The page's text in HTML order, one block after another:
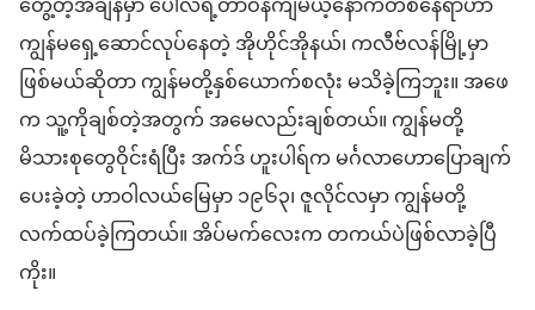
ကျွန်မ​ရှေ့ဆောင်​လုပ်နေတဲ့ အိုဟိုင်အို​နယ်၊ က​လီဗ်​လ​န်​မြို့မှာ​
ဖြစ်​မယ်​ဆိုတာ ကျွန်မ​တို့​နှစ်ယောက်စလုံး မသိ​ခဲ့​ကြဘူး။ အဖေ
က သူ့ကို​ချစ်တဲ့​အတွက် အမေ​လည်း​ချစ်တယ်။ ကျွန်မ​တို့​
မိသားစု​တွေ​ဝိုင်းရံပြီး အက်ဒ် ဟူး​ပါ​ရ်​က မင်္ဂလာ​ဟောပြောချက်​
ပေး​ခဲ့​တဲ့ ဟာ​ဝါ​လယ်​မြေမှာ ၁၉၆၃၊ ဇူလိုင်​လမှာ ကျွန်မ​တို့​
လက်ထပ်ခဲ့​ကြတယ်။ အိပ်မက်​လေး​က တကယ်ပဲ​ဖြစ်လာ​ခဲ့ပြီ​
ကိုး။